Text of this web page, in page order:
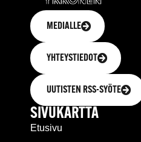
MEDIALLE
YHTEYSTIEDOT
UUTISTEN RSS-SYÖTE
SIVUKARTTA
Etusivu